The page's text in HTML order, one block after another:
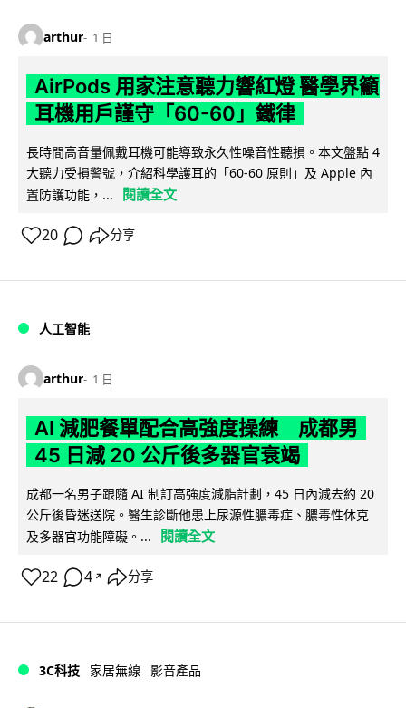
arthur 1 日
AirPods 用家注意聽力響紅燈 醫學界籲
耳機用戶謹守「60-60」鐵律
長時間高音量佩戴耳機可能導致永久性噪音性聽損。本文盤點 4
大聽力受損警號，介紹科學護耳的「60-60 原則」及 Apple 內
置防護功能，...
閱讀全文
20 分享
人工智能
arthur 1 日
AI 減肥餐單配合高強度操練 成都男
45 日減 20 公斤後多器官衰竭
成都一名男子跟隨 AI 制訂高強度減脂計劃，45 日內減去約 20
公斤後昏迷送院。醫生診斷他患上尿源性膿毒症、膿毒性休克
及多器官功能障礙。...
閱讀全文
22 4 ↗ 分享
3C科技 家居無線 影音產品